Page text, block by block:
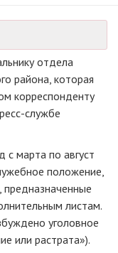
отдела
района, которая
корреспонденту
службе
с марта по август
положение,
листам.
уголовное
или растрата»).